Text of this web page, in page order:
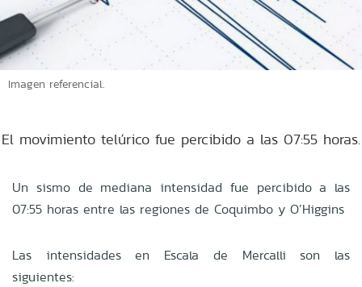
Imagen referencial.
El movimiento telúrico fue percibido a las 07:55 horas.
Un sismo de mediana intensidad fue percibido a las
07:55 horas entre las regiones de Coquimbo y O’Higgins
Las intensidades en Escala de Mercalli son las
siguientes: